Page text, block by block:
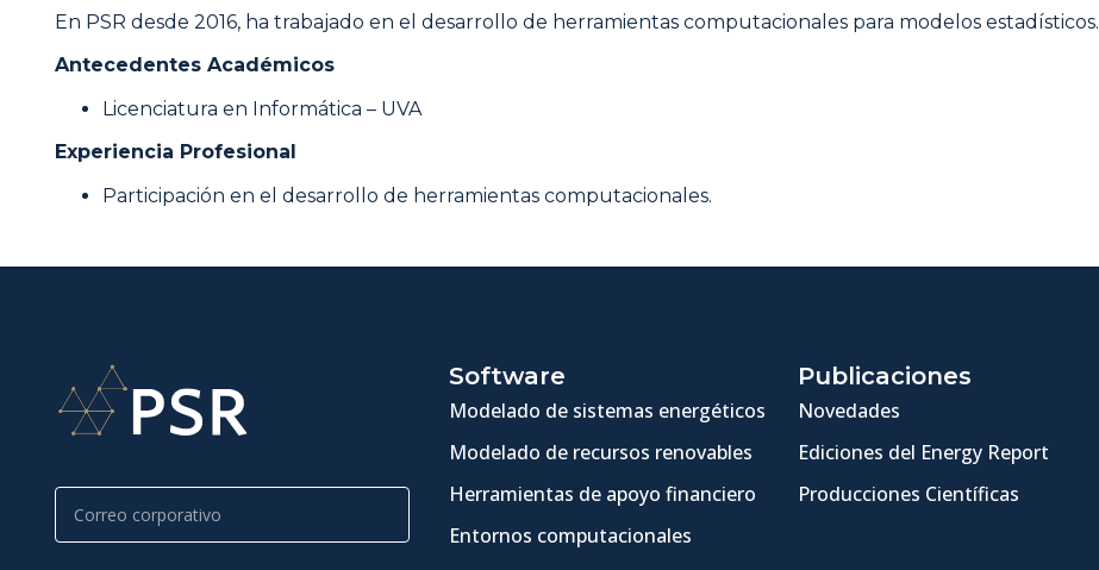
En PSR desde 2016, ha trabajado en el desarrollo de herramientas computacionales para modelos estadísticos.
Antecedentes Académicos
Licenciatura en Informática – UVA
Experiencia Profesional
Participación en el desarrollo de herramientas computacionales.
Software
Modelado de sistemas energéticos
Modelado de recursos renovables
Herramientas de apoyo financiero
Entornos computacionales
Publicaciones
Novedades
Ediciones del Energy Report
Producciones Científicas